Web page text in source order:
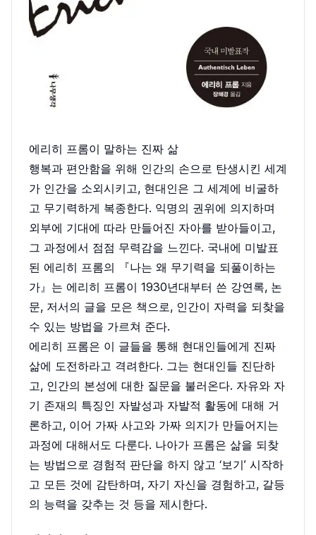
에리히 프롬이 말하는 진짜 삶
행복과 편안함을 위해 인간의 손으로 탄생시킨 세계
가 인간을 소외시키고, 현대인은 그 세계에 비굴하
고 무기력하게 복종한다. 익명의 권위에 의지하며
외부에 기대에 따라 만들어진 자아를 받아들이고,
그 과정에서 점점 무력감을 느낀다. 국내에 미발표
된 에리히 프롬의 『나는 왜 무기력을 되풀이하는
가』는 에리히 프롬이 1930년대부터 쓴 강연록, 논
문, 저서의 글을 모은 책으로, 인간이 자력을 되찾을
수 있는 방법을 가르쳐 준다.
에리히 프롬은 이 글들을 통해 현대인들에게 진짜
삶에 도전하라고 격려한다. 그는 현대인들 진단하
고, 인간의 본성에 대한 질문을 불러온다. 자유와 자
기 존재의 특징인 자발성과 자발적 활동에 대해 거
론하고, 이어 가짜 사고와 가짜 의지가 만들어지는
과정에 대해서도 다룬다. 나아가 프롬은 삶을 되찾
는 방법으로 경험적 판단을 하지 않고 ‘보기’ 시작하
고 모든 것에 감탄하며, 자기 자신을 경험하고, 갈등
의 능력을 갖추는 것 등을 제시한다.